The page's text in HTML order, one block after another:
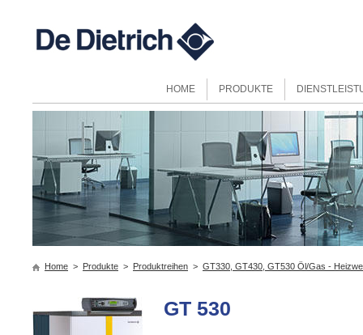
HOME PRODUKTE
Home > Produkte > Produktreihen > GT330, GT430, GT530 Öl/Gas -
GT 530